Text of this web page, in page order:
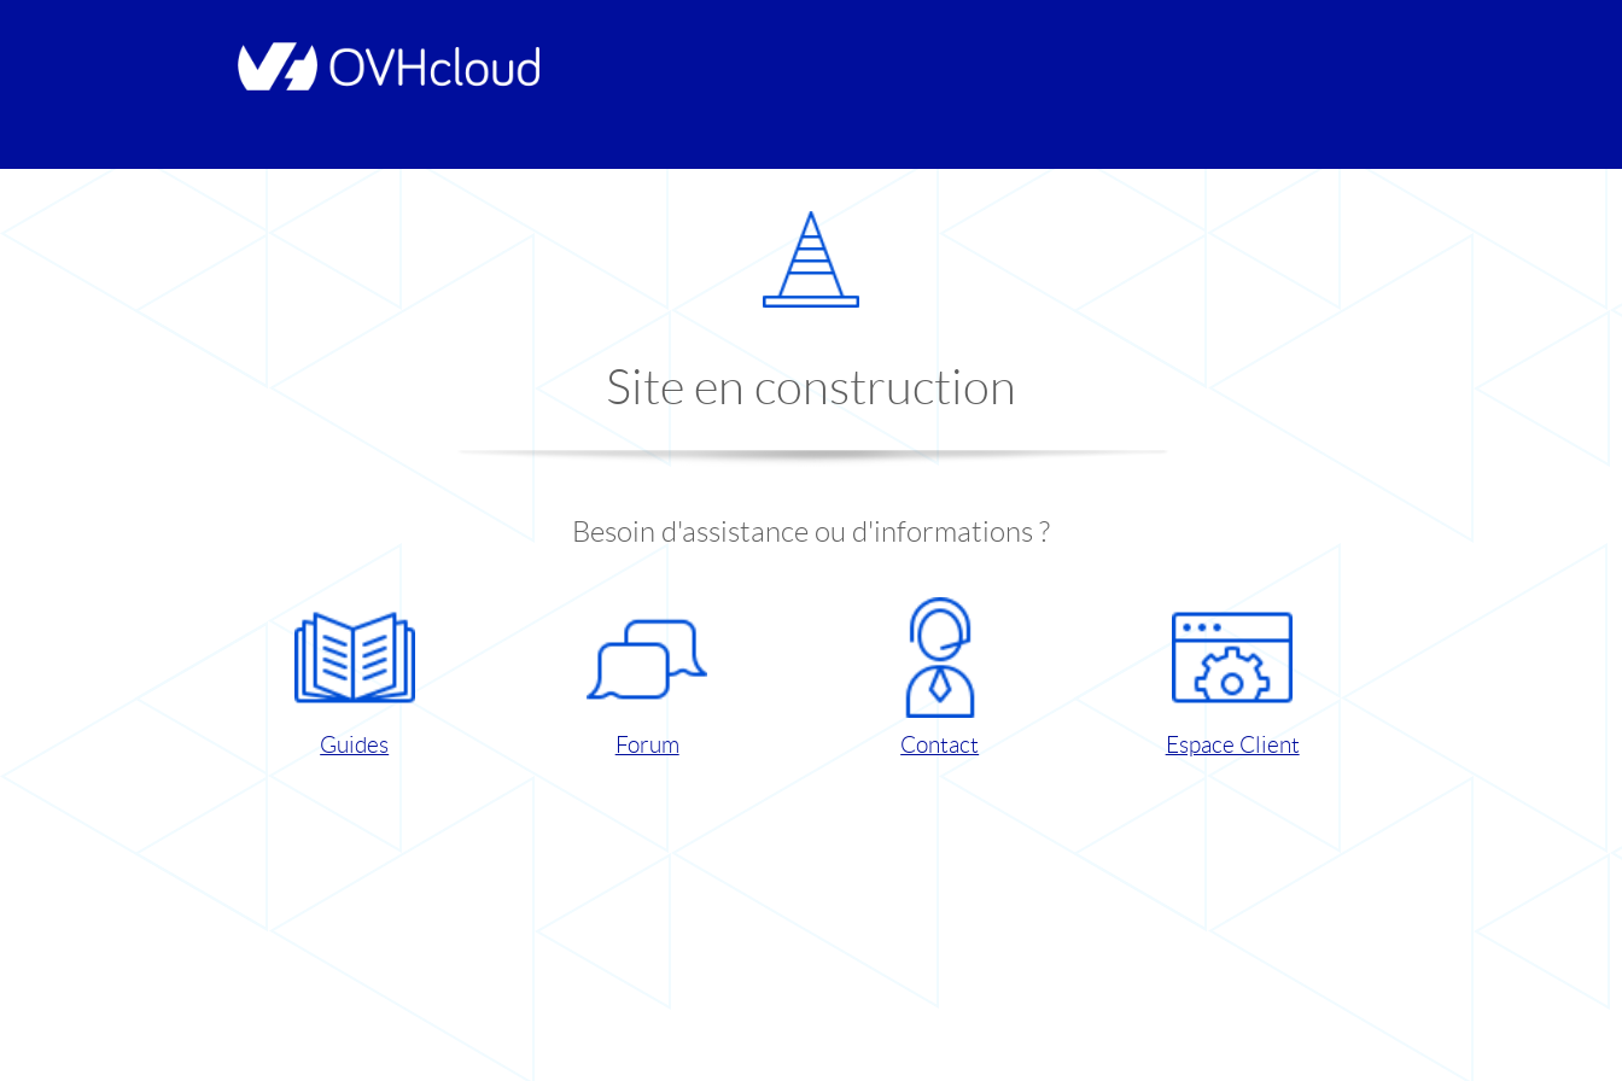
Site en construction
Besoin d'assistance ou d'informations ?
Guides Forum Contact Espace Client